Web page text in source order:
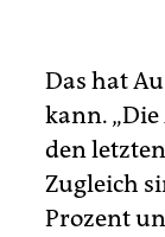
Das hat
kann.
den
Zugleich
Prozent